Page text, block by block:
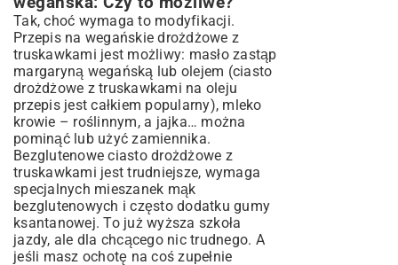
Tak, choć wymaga to modyfikacji.
Przepis na wegańskie drożdżowe z
truskawkami jest możliwy: masło zastąp
margaryną wegańską lub olejem (ciasto
drożdżowe z truskawkami na oleju
przepis jest całkiem popularny), mleko
krowie – roślinnym, a jajka… można
pominąć lub użyć zamiennika.
Bezglutenowe ciasto drożdżowe z
truskawkami jest trudniejsze, wymaga
specjalnych mieszanek mąk
bezglutenowych i często dodatku gumy
ksantanowej. To już wyższa szkoła
jazdy, ale dla chcącego nic trudnego. A
jeśli masz ochotę na coś zupełnie